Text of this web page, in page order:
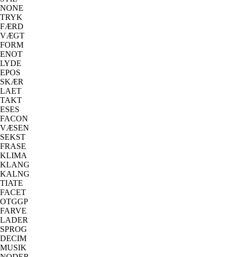
NONE
TRYK
FÆRD
VÆGT
FORM
ENOT
LYDE
EPOS
SKÆR
LAET
TAKT
ESES
FACON
VÆSEN
SEKST
FRASE
KLIMA
KLANG
KALNG
TIATE
FACET
OTGGP
FARVE
LADER
SPROG
DECIM
MUSIK